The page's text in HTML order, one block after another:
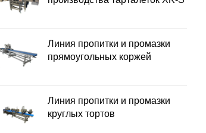
Линия пропитки и промазки
прямоугольных коржей
Линия пропитки и промазки
круглых тортов